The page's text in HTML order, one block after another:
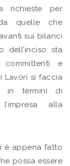
richieste per
quelle che
sui bilanci
dell’inciso sta
committenti e
Lavori si faccia
in termini di
alla
è appena fatto
possa essere